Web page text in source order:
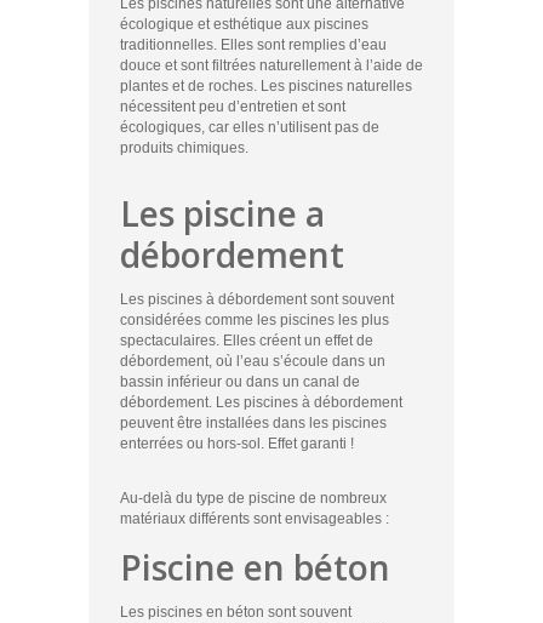
Les piscines naturelles sont une alternative
écologique et esthétique aux piscines
traditionnelles. Elles sont remplies d’eau
douce et sont filtrées naturellement à l’aide de
plantes et de roches. Les piscines naturelles
nécessitent peu d’entretien et sont
écologiques, car elles n’utilisent pas de
produits chimiques.
Les piscine a
débordement
Les piscines à débordement sont souvent
considérées comme les piscines les plus
spectaculaires. Elles créent un effet de
débordement, où l’eau s’écoule dans un
bassin inférieur ou dans un canal de
débordement. Les piscines à débordement
peuvent être installées dans les piscines
enterrées ou hors-sol. Effet garanti !
Au-delà du type de piscine de nombreux
matériaux différents sont envisageables :
Piscine en béton
Les piscines en béton sont souvent